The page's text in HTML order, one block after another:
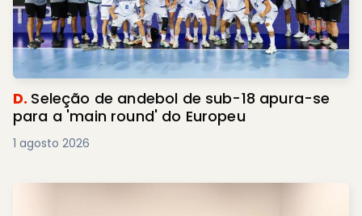
D. Seleção de andebol de sub-18 apura-se
para a 'main round' do Europeu
1 agosto 2026